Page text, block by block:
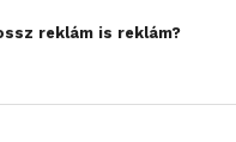
reklám is reklám?